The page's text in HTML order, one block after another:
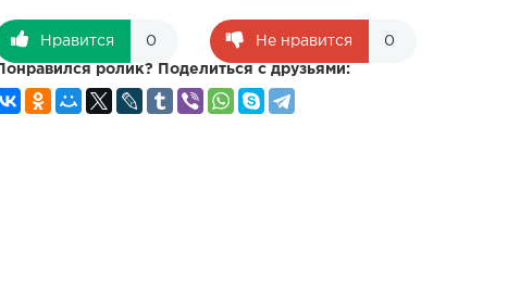
Нравится 0 Не нравится 0
Понравился ролик? Поделиться с друзьями: